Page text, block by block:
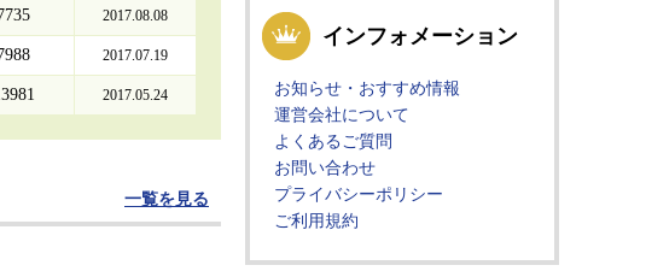
2017.08.08
2017.07.19
2017.05.24
一覧を見る
インフォメーション
お知らせ・おすすめ情報
運営会社について
よくあるご質問
お問い合わせ
プライバシーポリシー
ご利用規約